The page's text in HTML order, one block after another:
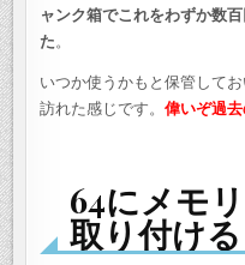
ャンク箱でこれをわずか数
た。
いつか使うかもと保管して
訪れた感じです。偉いぞ過去
64にメモ
取り付ける